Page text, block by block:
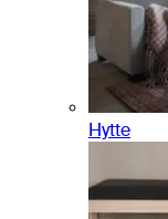
Hytte